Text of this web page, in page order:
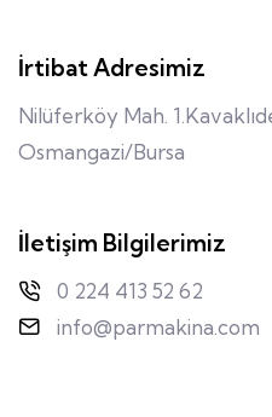
İrtibat Adresimiz
Nilüferköy Mah.
Osmangazi/Bursa
İletişim Bilgilerimiz
0 224 413 52 62
info@parmakina.com